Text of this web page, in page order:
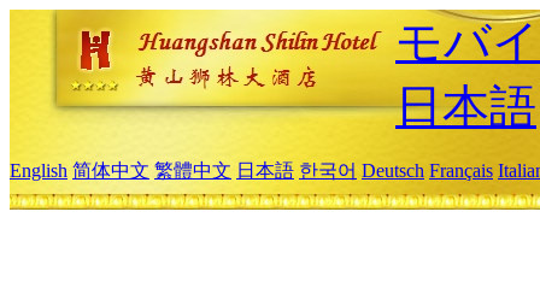
モバ
日本語
English 简体中文 繁體中文 日本語 한국어 Deutsch Français